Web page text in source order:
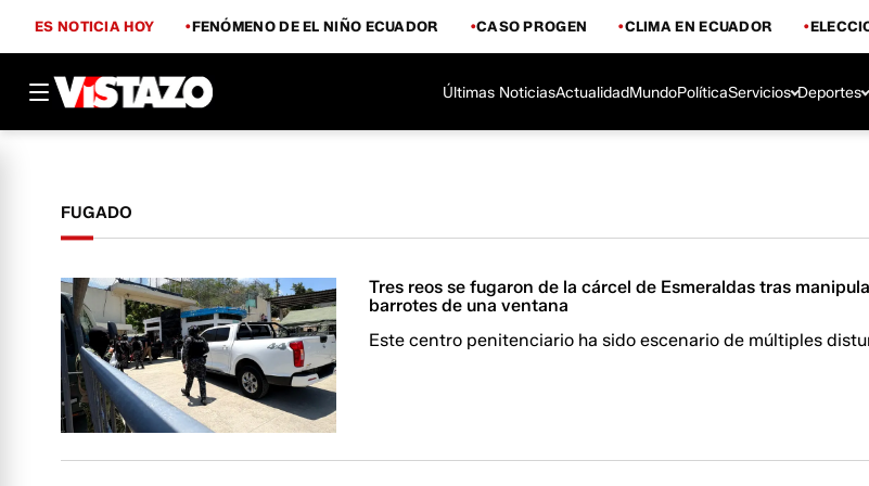
ES NOTICIA HOY FENÓMENO DE EL NIÑO ECUADOR CASO PROGEN CLIMA EN ECUADOR
Últimas NoticiasActualidadMundoPolíticaServicios Deportes
FUGADO
Tres reos se fugaron de la cárcel de Esmeraldas tras
barrotes de una ventana
Este centro penitenciario ha sido escenario de múltiples